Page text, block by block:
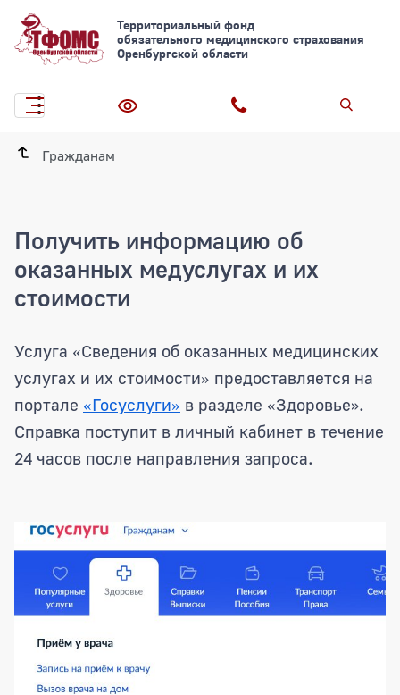
Территориальный фонд
обязательного медицинского страхования
Оренбургской области
Гражданам
Получить информацию об
оказанных медуслугах и их
стоимости
Услуга «Сведения об оказанных медицинских
услугах и их стоимости» предоставляется на
портале «Госуслуги» в разделе «Здоровье».
Справка поступит в личный кабинет в течение
24 часов после направления запроса.